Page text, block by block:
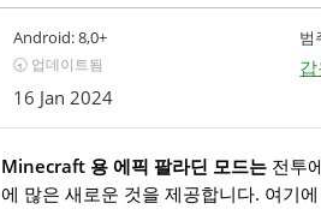
Android:8,0+
🕣 업데이트됨
16 Jan 2024
범
Minecraft 용 에픽 팔라딘 모드는 전투
에 많은 새로운 것을 제공합니다. 여기